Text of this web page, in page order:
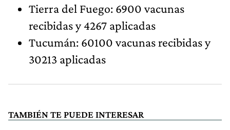
Tierra del Fuego: 6900 vacunas
recibidas y 4267 aplicadas
Tucumán: 60100 vacunas recibidas y
30213 aplicadas
TAMBIÉN TE PUEDE INTERESAR